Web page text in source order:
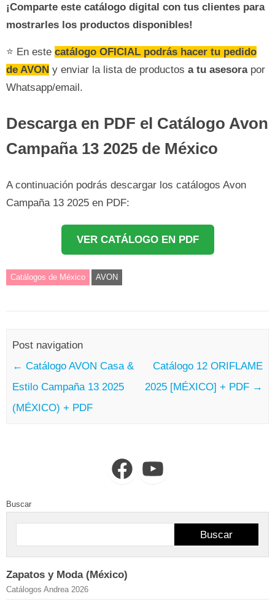
¡Comparte este catálogo digital con tus clientes para
mostrarles los productos disponibles!
⭐ En este catálogo OFICIAL podrás hacer tu pedido
de AVON y enviar la lista de productos a tu asesora por
Whatsapp/email.
Descarga en PDF el Catálogo Avon
Campaña 13 2025 de México
A continuación podrás descargar los catálogos Avon
Campaña 13 2025 en PDF:
VER CATÁLOGO EN PDF
Catálogos de México AVON
Post navigation
← Catálogo AVON Casa &
Estilo Campaña 13 2025
(MÉXICO) + PDF
Catálogo 12 ORIFLAME
2025 [MÉXICO] + PDF →
FacebookYouTube
Buscar
Buscar
Zapatos y Moda (México)
Catálogos Andrea 2026